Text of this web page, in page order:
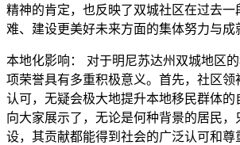
精神的肯定，也反映了双城社区在过去一
难、建设更美好未来方面的集体努力与成
本地化影响： 对于明尼苏达州双城地区
项荣誉具有多重积极意义。首先，社区领
认可，无疑会极大地提升本地移民群体的
向大家展示了，无论是何种背景的居民
设，其贡献都能得到社会的广泛认可和